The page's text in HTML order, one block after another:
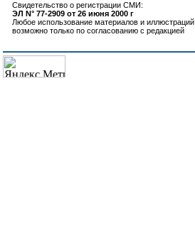
Свидетельство о регистрации СМИ:
ЭЛ N° 77-2909 от 26 июня 2000 г
Любое использование материалов и иллюстраций
возможно только по согласованию с редакцией